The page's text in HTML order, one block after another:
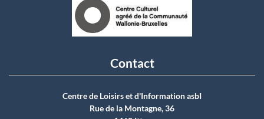
Contact
Centre de Loisirs et d'Information asbI
Rue de la Montagne, 36